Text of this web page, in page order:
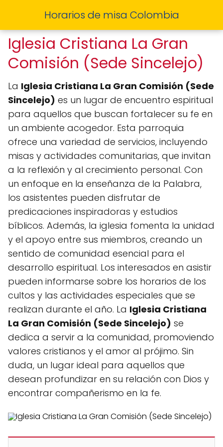
Horarios de misa Colombia
Iglesia Cristiana La Gran
Comisión (Sede Sincelejo)
La Iglesia Cristiana La Gran Comisión (Sede
Sincelejo) es un lugar de encuentro espiritual
para aquellos que buscan fortalecer su fe en
un ambiente acogedor. Esta parroquia
ofrece una variedad de servicios, incluyendo
misas y actividades comunitarias, que invitan
a la reflexión y al crecimiento personal. Con
un enfoque en la enseñanza de la Palabra,
los asistentes pueden disfrutar de
predicaciones inspiradoras y estudios
bíblicos. Además, la iglesia fomenta la unidad
y el apoyo entre sus miembros, creando un
sentido de comunidad esencial para el
desarrollo espiritual. Los interesados en asistir
pueden informarse sobre los horarios de los
cultos y las actividades especiales que se
realizan durante el año. La Iglesia Cristiana
La Gran Comisión (Sede Sincelejo) se
dedica a servir a la comunidad, promoviendo
valores cristianos y el amor al prójimo. Sin
duda, un lugar ideal para aquellos que
desean profundizar en su relación con Dios y
encontrar compañerismo en la fe.